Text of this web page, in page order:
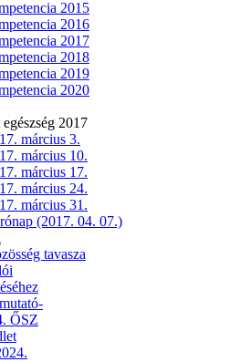
2015
2016
2017
2018
2019
2020
2017
március 3.
március 10.
március 17.
március 24.
március 31.
(2017. 04. 07.)
tavasza
ŐSZ